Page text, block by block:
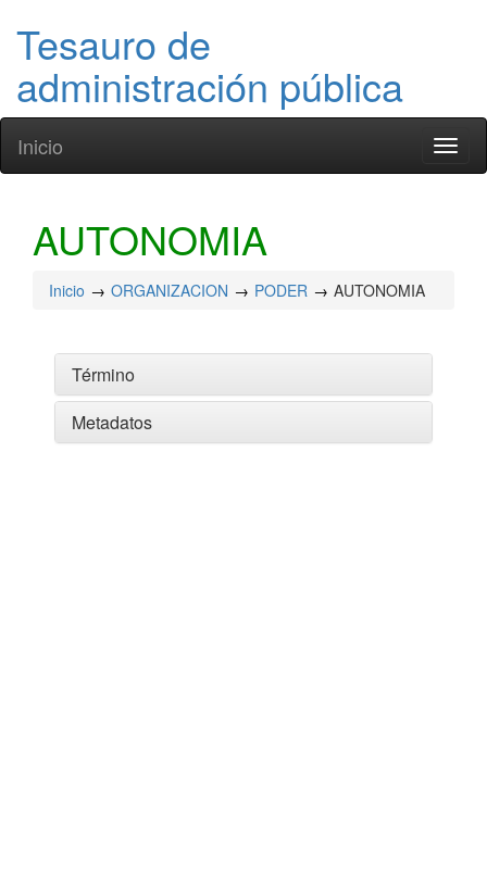
Tesauro de
administración pública
Inicio
AUTONOMIA
Inicio ORGANIZACION PODER AUTONOMIA
Término
Metadatos